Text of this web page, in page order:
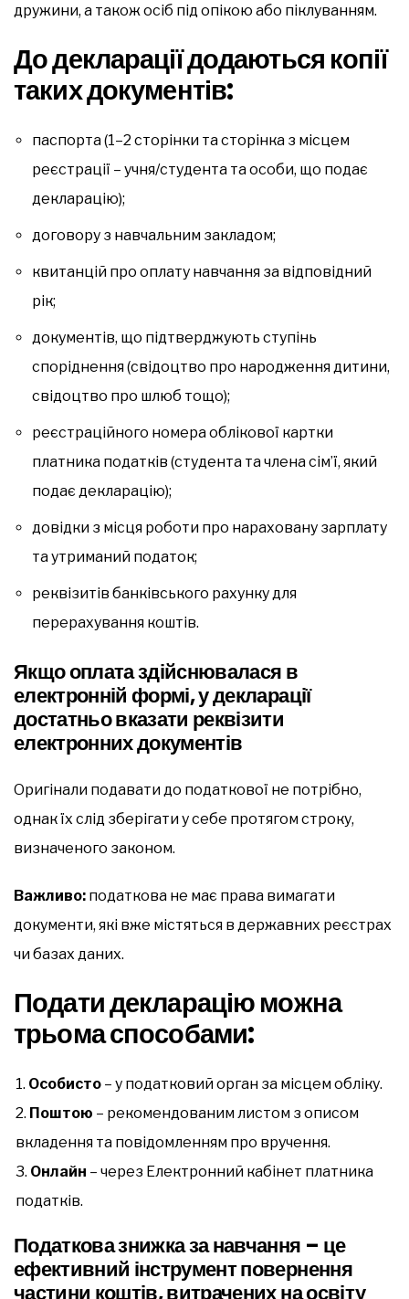
дружини, а також осіб під опікою або піклуванням.
До декларації додаються копії
таких документів:
паспорта (1–2 сторінки та сторінка з місцем
реєстрації – учня/студента та особи, що подає
декларацію);
договору з навчальним закладом;
квитанцій про оплату навчання за відповідний
рік;
документів, що підтверджують ступінь
споріднення (свідоцтво про народження дитини,
свідоцтво про шлюб тощо);
реєстраційного номера облікової картки
платника податків (студента та члена сім’ї, який
подає декларацію);
довідки з місця роботи про нараховану зарплату
та утриманий податок;
реквізитів банківського рахунку для
перерахування коштів.
Якщо оплата здійснювалася в
електронній формі, у декларації
достатньо вказати реквізити
електронних документів
Оригінали подавати до податкової не потрібно,
однак їх слід зберігати у себе протягом строку,
визначеного законом.
Важливо: податкова не має права вимагати
документи, які вже містяться в державних реєстрах
чи базах даних.
Подати декларацію можна
трьома способами:
Особисто – у податковий орган за місцем обліку.
Поштою – рекомендованим листом з описом
вкладення та повідомленням про вручення.
Онлайн – через Електронний кабінет платника
податків.
Податкова знижка за навчання – це
ефективний інструмент повернення
частини коштів, витрачених на освіту